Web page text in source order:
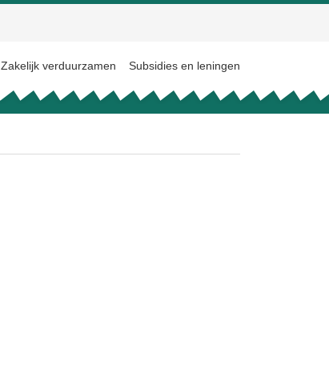
Zakelijk verduurzamen Subsidies en leningen